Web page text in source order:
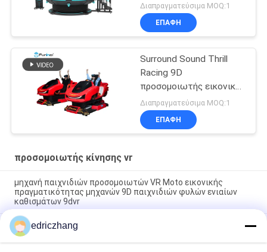
Διαπραγματεύσιμα MOQ:1
ΕΠΑΦΉ
Surround Sound Thrill
Racing 9D
προσομοιωτής εικονικής
πραγματικότητας για
χώρους ψυχαγωγίας
Διαπραγματεύσιμα MOQ:1
ΕΠΑΦΉ
προσομοιωτής κίνησης vr
μηχανή παιχνιδιών προσομοιωτών VR Moto εικονικής
πραγματικότητας μηχανών 9D παιχνιδιών φυλών ενιαίων
καθισμάτων 9dvr
Μηχανή 550KG 2.5*1.9*1.7M αγωνιστικών αυτοκινήτων
προσομοιωτών F1 εικονικής πραγματικότητας λούνα παρκ
9D
edriczhang